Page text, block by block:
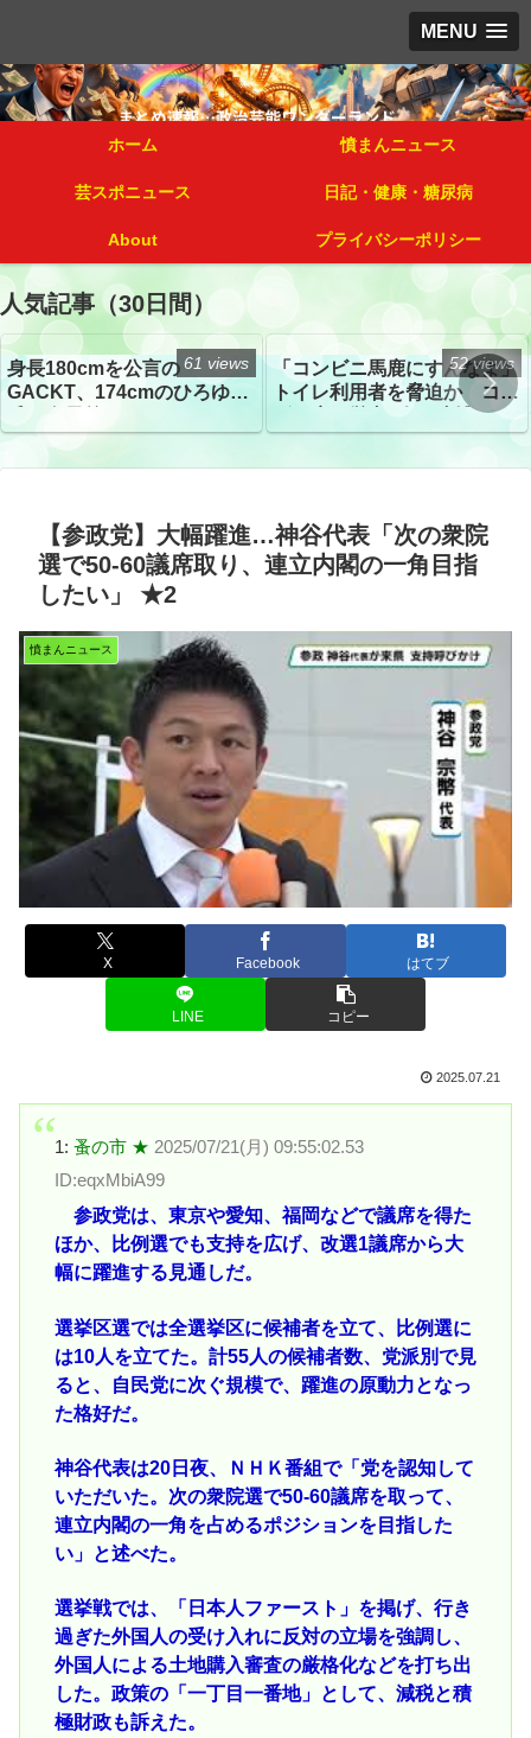
MENU
ホーム 憤まんニュース
芸スポニュース 日記・健康・糖尿病
About プライバシーポリシー
人気記事（30日間）
身長180cmを公言の
GACKT、174cmのひろゆき
トざわつき イベントでの写
真が話題
61 views
「コンビニ馬鹿にすんなよ」
トイレ利用者を脅迫か コン
52 views
【参政党】大幅躍進…神谷代表「次の衆院
選で50-60議席取り、連立内閣の一角目指
したい」 ★2
憤まんニュース
X Facebook はてブ
LINE コピー
2025.07.21
1: 蚤の市 ★ 2025/07/21(月) 09:55:02.53
ID:eqxMbiA99
参政党は、東京や愛知、福岡などで議席を得た
ほか、比例選でも支持を広げ、改選1議席から大
幅に躍進する見通しだ。
選挙区選では全選挙区に候補者を立て、比例選に
は10人を立てた。計55人の候補者数、党派別で見
ると、自民党に次ぐ規模で、躍進の原動力となっ
た格好だ。
神谷代表は20日夜、ＮＨＫ番組で「党を認知して
いただいた。次の衆院選で50-60議席を取って、
連立内閣の一角を占めるポジションを目指した
い」と述べた。
選挙戦では、「日本人ファースト」を掲げ、行き
過ぎた外国人の受け入れに反対の立場を強調し、
外国人による土地購入審査の厳格化などを打ち出
した。政策の「一丁目一番地」として、減税と積
極財政も訴えた。